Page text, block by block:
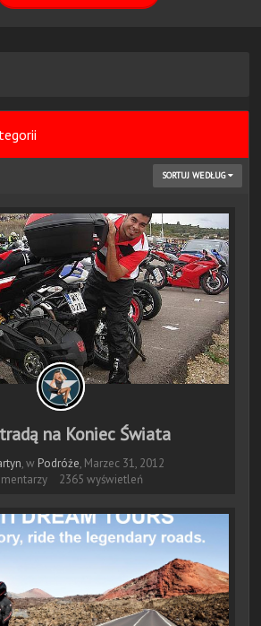
SORTUJ WEDŁUG
na Koniec Świata
, w Podróże, Marzec 31, 2012
2365 wyświetleń